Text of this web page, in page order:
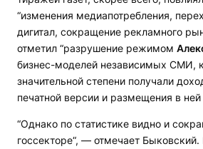
“изменения медиапотребления,
дигитал, сокращение рекламного
отметил “разрушение режимом
бизнес-моделей независимых СМИ,
значительной степени получали
печатной версии и размещения в
“Однако по статистике видно и
госсекторе“, — отмечает